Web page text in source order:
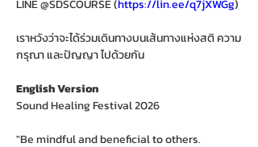
LINE @SDSCOURSE (https://lin.ee/q7jXWGg)
เราหวังว่าจะได้ร่วมเดินทางบนเส้นทางแห่งสติ ความ
กรุณา และปัญญา ไปด้วยกัน
English Version
Sound Healing Festival 2026
"Be mindful and beneficial to others.